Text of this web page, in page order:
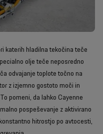
katerih hladilna tekočina teče
olje teče neposredno
odvajanje toplote točno na
z izjemno gostoto moči in
pomeni, da lahko Cayenne
pospeševanje z aktivirano
hitrostjo po avtocesti,